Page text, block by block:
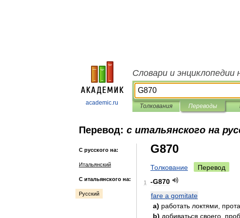
academic.ru
Словари и энциклопедии
Толкования Переводы
Перевод: с итальянского на
С русского на:
Итальянский
С итальянского на:
Русский
G870
Толкование Перевод
1 -G870
fare a gomitate
a) работать локтями
b) добиваться своего